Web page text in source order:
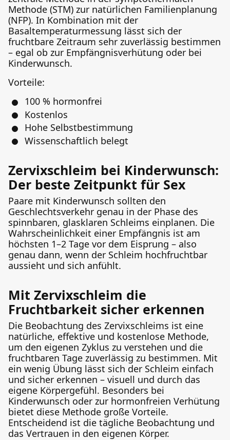
Methode (STM) zur natürlichen Familienplanung
(NFP). In Kombination mit der
Basaltemperaturmessung lässt sich der
fruchtbare Zeitraum sehr zuverlässig bestimmen
– egal ob zur Empfängnisverhütung oder bei
Kinderwunsch.
Vorteile:
100 % hormonfrei
Kostenlos
Hohe Selbstbestimmung
Wissenschaftlich belegt
Zervixschleim bei Kinderwunsch:
Der beste Zeitpunkt für Sex
Paare mit Kinderwunsch sollten den
Geschlechtsverkehr genau in der Phase des
spinnbaren, glasklaren Schleims einplanen. Die
Wahrscheinlichkeit einer Empfängnis ist am
höchsten 1–2 Tage vor dem Eisprung – also
genau dann, wenn der Schleim hochfruchtbar
aussieht und sich anfühlt.
Mit Zervixschleim die
Fruchtbarkeit sicher erkennen
Die Beobachtung des Zervixschleims ist eine
natürliche, effektive und kostenlose Methode,
um den eigenen Zyklus zu verstehen und die
fruchtbaren Tage zuverlässig zu bestimmen. Mit
ein wenig Übung lässt sich der Schleim einfach
und sicher erkennen – visuell und durch das
eigene Körpergefühl. Besonders bei
Kinderwunsch oder zur hormonfreien Verhütung
bietet diese Methode große Vorteile.
Entscheidend ist die tägliche Beobachtung und
das Vertrauen in den eigenen Körper.